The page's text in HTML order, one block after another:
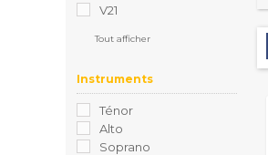
V21
Tout afficher
Instruments
Ténor
Alto
Soprano